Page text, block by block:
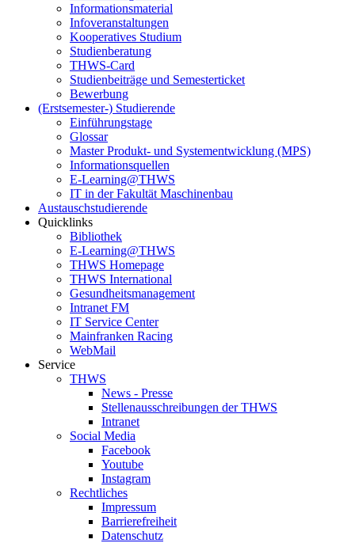
Informationsmaterial
Infoveranstaltungen
Kooperatives Studium
Studienberatung
THWS-Card
Studienbeiträge und Semesterticket
Bewerbung
(Erstsemester-) Studierende
Einführungstage
Glossar
Master Produkt- und Systementwicklung (MPS)
Informationsquellen
E-Learning@THWS
IT in der Fakultät Maschinenbau
Austauschstudierende
Quicklinks
Bibliothek
E-Learning@THWS
THWS Homepage
THWS International
Gesundheitsmanagement
Intranet FM
IT Service Center
Mainfranken Racing
WebMail
Service
THWS
News - Presse
Stellenausschreibungen der THWS
Intranet
Social Media
Facebook
Youtube
Instagram
Rechtliches
Impressum
Barrierefreiheit
Datenschutz